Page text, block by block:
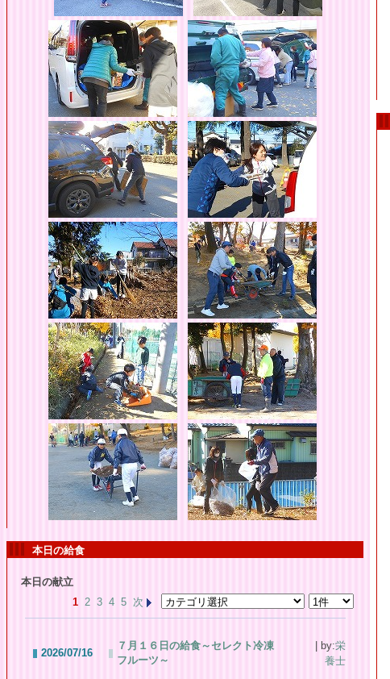
本日の給食
本日の献立
1 2 3 4 5 次
2026/07/16
７月１６日の給食～セレクト冷凍
フルーツ～
| by:栄
養士